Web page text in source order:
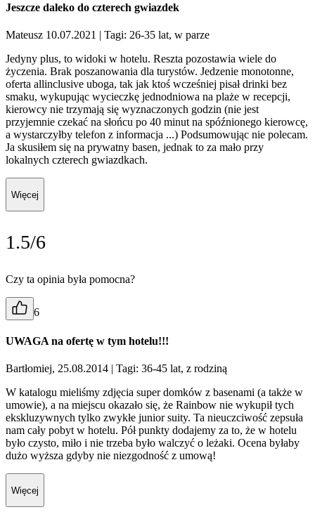
Jeszcze daleko do czterech gwiazdek
Mateusz 10.07.2021 | Tagi: 26-35 lat, w parze
Jedyny plus, to widoki w hotelu. Reszta pozostawia wiele do
życzenia. Brak poszanowania dla turystów. Jedzenie monotonne,
oferta allinclusive uboga, tak jak ktoś wcześniej pisał drinki bez
smaku, wykupując wycieczkę jednodniowa na plaże w recepcji,
kierowcy nie trzymają się wyznaczonych godzin (nie jest
przyjemnie czekać na słońcu po 40 minut na spóźnionego kierowcę,
a wystarczyłby telefon z informacja ...) Podsumowując nie polecam.
Ja skusiłem się na prywatny basen, jednak to za mało przy
lokalnych czterech gwiazdkach.
Więcej
1.5/6
Czy ta opinia była pomocna?
6
UWAGA na ofertę w tym hotelu!!!
Bartłomiej, 25.08.2014 | Tagi: 36-45 lat, z rodziną
W katalogu mieliśmy zdjęcia super domków z basenami (a także w
umowie), a na miejscu okazało się, że Rainbow nie wykupił tych
ekskluzywnych tylko zwykłe junior suity. Ta nieuczciwość zepsuła
nam cały pobyt w hotelu. Pół punkty dodajemy za to, że w hotelu
było czysto, miło i nie trzeba było walczyć o leżaki. Ocena byłaby
dużo wyższa gdyby nie niezgodność z umową!
Więcej